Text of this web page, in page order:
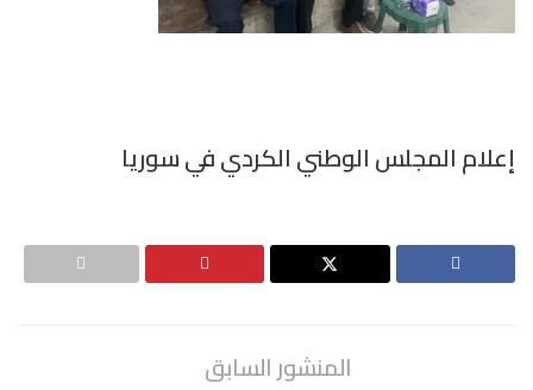
إعلام المجلس الوطني الكردي في سوريا
المنشور السابق